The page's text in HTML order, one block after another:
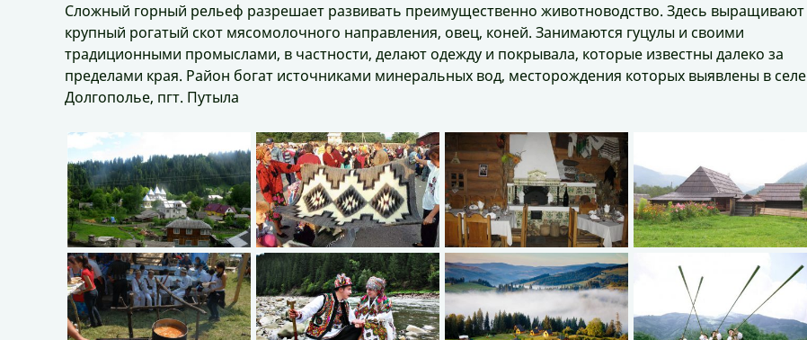
Сложный горный рельеф разрешает развивать преимущественно животноводство. Здесь выращивают
крупный рогатый скот мясомолочного направления, овец, коней. Занимаются гуцулы и своими
традиционными промыслами, в частности, делают одежду и покрывала, которые известны далеко за
пределами края. Район богат источниками минеральных вод, месторождения которых выявлены в селе
Долгополье, пгт. Путыла